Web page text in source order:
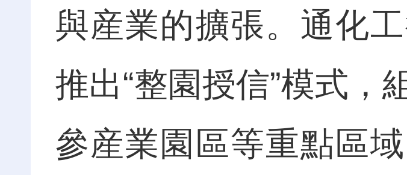
與産業的擴張。通化
推出“整園授信”模式，
參産業園區等重點區